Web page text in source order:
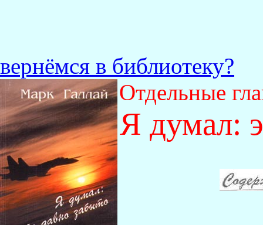
вернёмся в библиотеку?
Отдельные
Я думал: